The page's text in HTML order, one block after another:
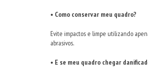
• Como conservar meu quadro?
Evite impactos e limpe utilizando
abrasivos.
• E se meu quadro chegar